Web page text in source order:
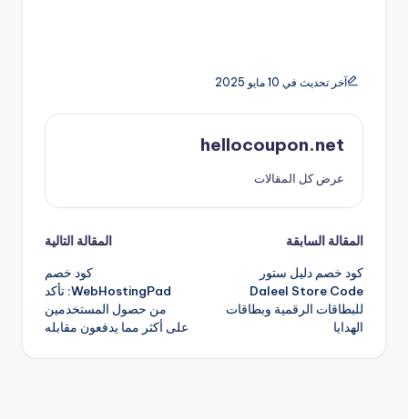
آخر تحديث في 10 مايو 2025
hellocoupon.net
عرض كل المقالات
تصفّح
المقالات
المقالة السابقة
كود خصم دليل ستور
Daleel Store Code
للبطاقات الرقمية وبطاقات
الهدايا
المقالة التالية
كود خصم
WebHostingPad: تأكد
من حصول المستخدمين
على أكثر مما يدفعون مقابله